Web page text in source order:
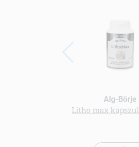
Alg-Börje
Litho max